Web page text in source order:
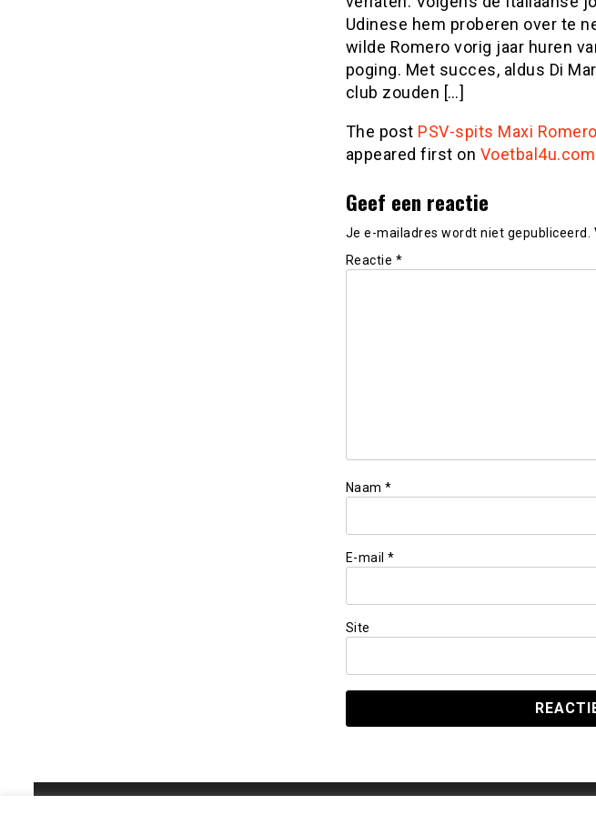
Udinese hem proberen over te
wilde Romero vorig jaar huren
poging. Met succes, aldus Di
club zouden […]
The post PSV-spits Maxi
appeared first on Voetbal4u.com
Geef een reactie
Je e-mailadres wordt niet gepubliceerd.
Reactie *
Naam *
E-mail *
Site